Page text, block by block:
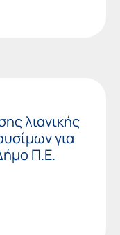
λιανικής
για
Π.Ε.